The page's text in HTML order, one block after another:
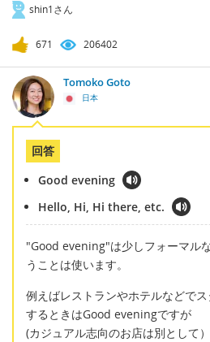
shin1さん
671 206402
Tomoko Goto
日本
回答
Good evening
Hello, Hi, Hi there, etc.
"Good evening"は少しフォーマル
うことは使います。
例えばレストランやホテルなどで
するときはGood eveningですが
(カジュアル志向のお店は別として